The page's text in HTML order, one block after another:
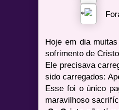
Hoje em dia
sofrimento de
Ele precisava
sido carregados:
Esse foi o único
maravilhoso